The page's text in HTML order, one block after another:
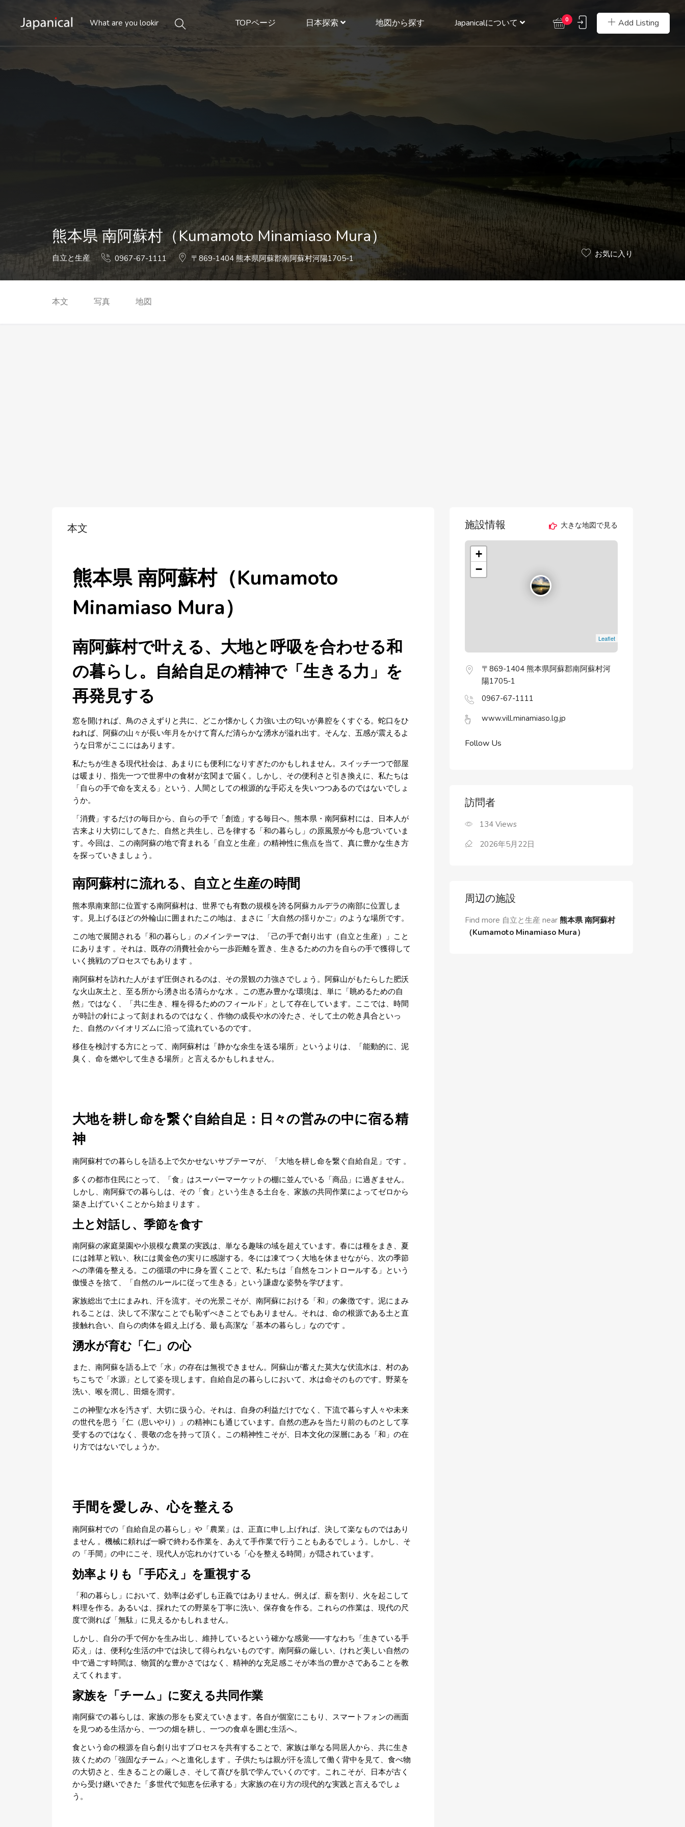
Add Listing
0
TOPページ 日本探索 地図から探す Japanicalについて
熊本県 南阿蘇村（Kumamoto Minamiaso Mura）
自立と生産 0967-67-1111 〒869-1404 熊本県阿蘇郡南阿蘇村河陽1705-1 お気に入り
本文 写真 地図
本文
熊本県 南阿蘇村（Kumamoto
Minamiaso Mura）
南阿蘇村で叶える、大地と呼吸を合わせる和
の暮らし。自給自足の精神で「生きる力」を
再発見する
窓を開ければ、鳥のさえずりと共に、どこか懐かしく力強い土の匂いが鼻腔をくすぐる。蛇口をひ
ねれば、阿蘇の山々が長い年月をかけて育んだ清らかな湧水が溢れ出す。そんな、五感が震えるよ
うな日常がここにはあります。
私たちが生きる現代社会は、あまりにも便利になりすぎたのかもしれません。スイッチ一つで部屋
は暖まり、指先一つで世界中の食材が玄関まで届く。しかし、その便利さと引き換えに、私たちは
「自らの手で命を支える」という、人間としての根源的な手応えを失いつつあるのではないでしょ
うか。
「消費」するだけの毎日から、自らの手で「創造」する毎日へ。熊本県・南阿蘇村には、日本人が
古来より大切にしてきた、自然と共生し、己を律する「和の暮らし」の原風景が今も息づいていま
す。今回は、この南阿蘇の地で育まれる「自立と生産」の精神性に焦点を当て、真に豊かな生き方
を探っていきましょう。
南阿蘇村に流れる、自立と生産の時間
熊本県南東部に位置する南阿蘇村は、世界でも有数の規模を誇る阿蘇カルデラの南部に位置しま
す。見上げるほどの外輪山に囲まれたこの地は、まさに「大自然の揺りかご」のような場所です。
この地で展開される「和の暮らし」のメインテーマは、「己の手で創り出す（自立と生産）」こと
にあります 。それは、既存の消費社会から一歩距離を置き、生きるための力を自らの手で獲得して
いく挑戦のプロセスでもあります 。
南阿蘇村を訪れた人がまず圧倒されるのは、その景観の力強さでしょう。阿蘇山がもたらした肥沃
な火山灰土と、至る所から湧き出る清らかな水 。この恵み豊かな環境は、単に「眺めるための自
然」ではなく、「共に生き、糧を得るためのフィールド」として存在しています。ここでは、時間
が時計の針によって刻まれるのではなく、作物の成長や水の冷たさ、そして土の乾き具合といっ
た、自然のバイオリズムに沿って流れているのです。
移住を検討する方にとって、南阿蘇村は「静かな余生を送る場所」というよりは、「能動的に、泥
臭く、命を燃やして生きる場所」と言えるかもしれません。
大地を耕し命を繋ぐ自給自足：日々の営みの中に宿る精
神
南阿蘇村での暮らしを語る上で欠かせないサブテーマが、「大地を耕し命を繋ぐ自給自足」です 。
多くの都市住民にとって、「食」はスーパーマーケットの棚に並んでいる「商品」に過ぎません。
しかし、南阿蘇での暮らしは、その「食」という生きる土台を、家族の共同作業によってゼロから
築き上げていくことから始まります 。
土と対話し、季節を食す
南阿蘇の家庭菜園や小規模な農業の実践は、単なる趣味の域を超えています。春には種をまき、夏
には雑草と戦い、秋には黄金色の実りに感謝する。冬には凍てつく大地を休ませながら、次の季節
への準備を整える。この循環の中に身を置くことで、私たちは「自然をコントロールする」という
傲慢さを捨て、「自然のルールに従って生きる」という謙虚な姿勢を学びます。
家族総出で土にまみれ、汗を流す。その光景こそが、南阿蘇における「和」の象徴です。泥にまみ
れることは、決して不潔なことでも恥ずべきことでもありません。それは、命の根源である土と直
接触れ合い、自らの肉体を鍛え上げる、最も高潔な「基本の暮らし」なのです 。
湧水が育む「仁」の心
また、南阿蘇を語る上で「水」の存在は無視できません。阿蘇山が蓄えた莫大な伏流水は、村のあ
ちこちで「水源」として姿を現します。自給自足の暮らしにおいて、水は命そのものです。野菜を
洗い、喉を潤し、田畑を潤す。
この神聖な水を汚さず、大切に扱う心。それは、自身の利益だけでなく、下流で暮らす人々や未来
の世代を思う「仁（思いやり）」の精神にも通じています。自然の恵みを当たり前のものとして享
受するのではなく、畏敬の念を持って頂く。この精神性こそが、日本文化の深層にある「和」の在
り方ではないでしょうか。
手間を愛しみ、心を整える
南阿蘇村での「自給自足の暮らし」や「農業」は、正直に申し上げれば、決して楽なものではあり
ません 。機械に頼れば一瞬で終わる作業を、あえて手作業で行うこともあるでしょう。しかし、そ
の「手間」の中にこそ、現代人が忘れかけている「心を整える時間」が隠されています。
効率よりも「手応え」を重視する
「和の暮らし」において、効率は必ずしも正義ではありません。例えば、薪を割り、火を起こして
料理を作る。あるいは、採れたての野菜を丁寧に洗い、保存食を作る。これらの作業は、現代の尺
度で測れば「無駄」に見えるかもしれません。
しかし、自分の手で何かを生み出し、維持しているという確かな感覚——すなわち「生きている手
応え」は、便利な生活の中では決して得られないものです。南阿蘇の厳しい、けれど美しい自然の
中で過ごす時間は、物質的な豊かさではなく、精神的な充足感こそが本当の豊かさであることを教
えてくれます。
家族を「チーム」に変える共同作業
南阿蘇での暮らしは、家族の形をも変えていきます。各自が個室にこもり、スマートフォンの画面
を見つめる生活から、一つの畑を耕し、一つの食卓を囲む生活へ。
食という命の根源を自ら創り出すプロセスを共有することで、家族は単なる同居人から、共に生き
抜くための「強固なチーム」へと進化します 。子供たちは親が汗を流して働く背中を見て、食べ物
の大切さと、生きることの厳しさ、そして喜びを肌で学んでいくのです。これこそが、日本が古く
から受け継いできた「多世代で知恵を伝承する」大家族の在り方の現代的な実践と言えるでしょ
う。
施設情報 大きな地図で見る
+
−
Leaflet
〒869-1404 熊本県阿蘇郡南阿蘇村河
陽1705-1
0967-67-1111
www.vill.minamiaso.lg.jp
Follow Us
訪問者
134 Views
2026年5月22日
周辺の施設
Find more 自立と生産 near 熊本県 南阿蘇村
（Kumamoto Minamiaso Mura）